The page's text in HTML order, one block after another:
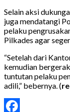
Selain aksi
juga mendatangi
pelaku
Pilkades agar
“Setelah dari
kemudian
tuntutan pelaku
adili,” bebernya. (